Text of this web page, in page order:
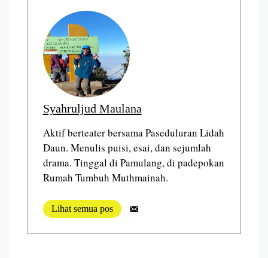
Syahruljud Maulana
Aktif berteater bersama Paseduluran Lidah
Daun. Menulis puisi, esai, dan sejumlah
drama. Tinggal di Pamulang, di padepokan
Rumah Tumbuh Muthmainah.
Lihat semua pos